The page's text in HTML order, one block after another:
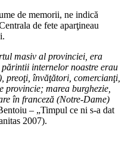
de memorii, ne indică
de fete aparţineau
masiv al provinciei, era
internelor noastre erau
preoţi, învăţători, comercianţi,
provincie; marea burghezie,
în franceză (Notre-Dame)
– „Timpul ce ni s-a dat
2007).